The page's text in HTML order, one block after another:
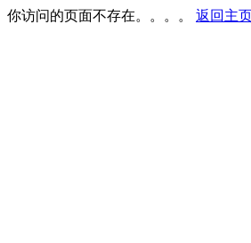
你访问的页面不存在。。。。 返回主